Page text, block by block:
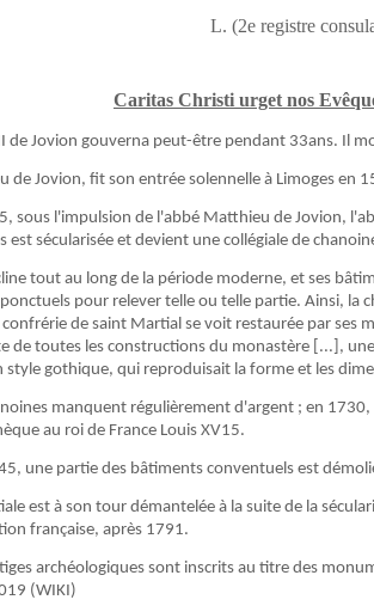
L. (2e registre
Caritas Christi urget nos
de Jovion gouverna peut-être pendant 33ans. Il
de Jovion, fit son entrée solennelle à Limoges en
sous l'impulsion de l'abbé Matthieu de Jovion,
est sécularisée et devient une collégiale de
tout au long de la période moderne, et ses
pour relever telle ou telle partie. Ainsi, la
de saint Martial se voit restaurée par ses
de toutes les constructions du monastère [...],
style gothique, qui reproduisait la forme et les
manquent régulièrement d'argent ; en
au roi de France Louis XV15.
une partie des bâtiments conventuels est
est à son tour démantelée à la suite de la
française, après 1791.
archéologiques sont inscrits au titre des
(WIKI)